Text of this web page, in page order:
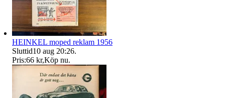
HEINKEL moped reklam 1956
Sluttid10 aug 20:26.
Pris:66 kr,Köp nu.